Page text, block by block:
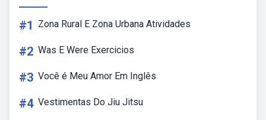
#1 Zona Rural E Zona Urbana Atividades
#2 Was E Were Exercicios
#3 Você é Meu Amor Em Inglês
#4 Vestimentas Do Jiu Jitsu